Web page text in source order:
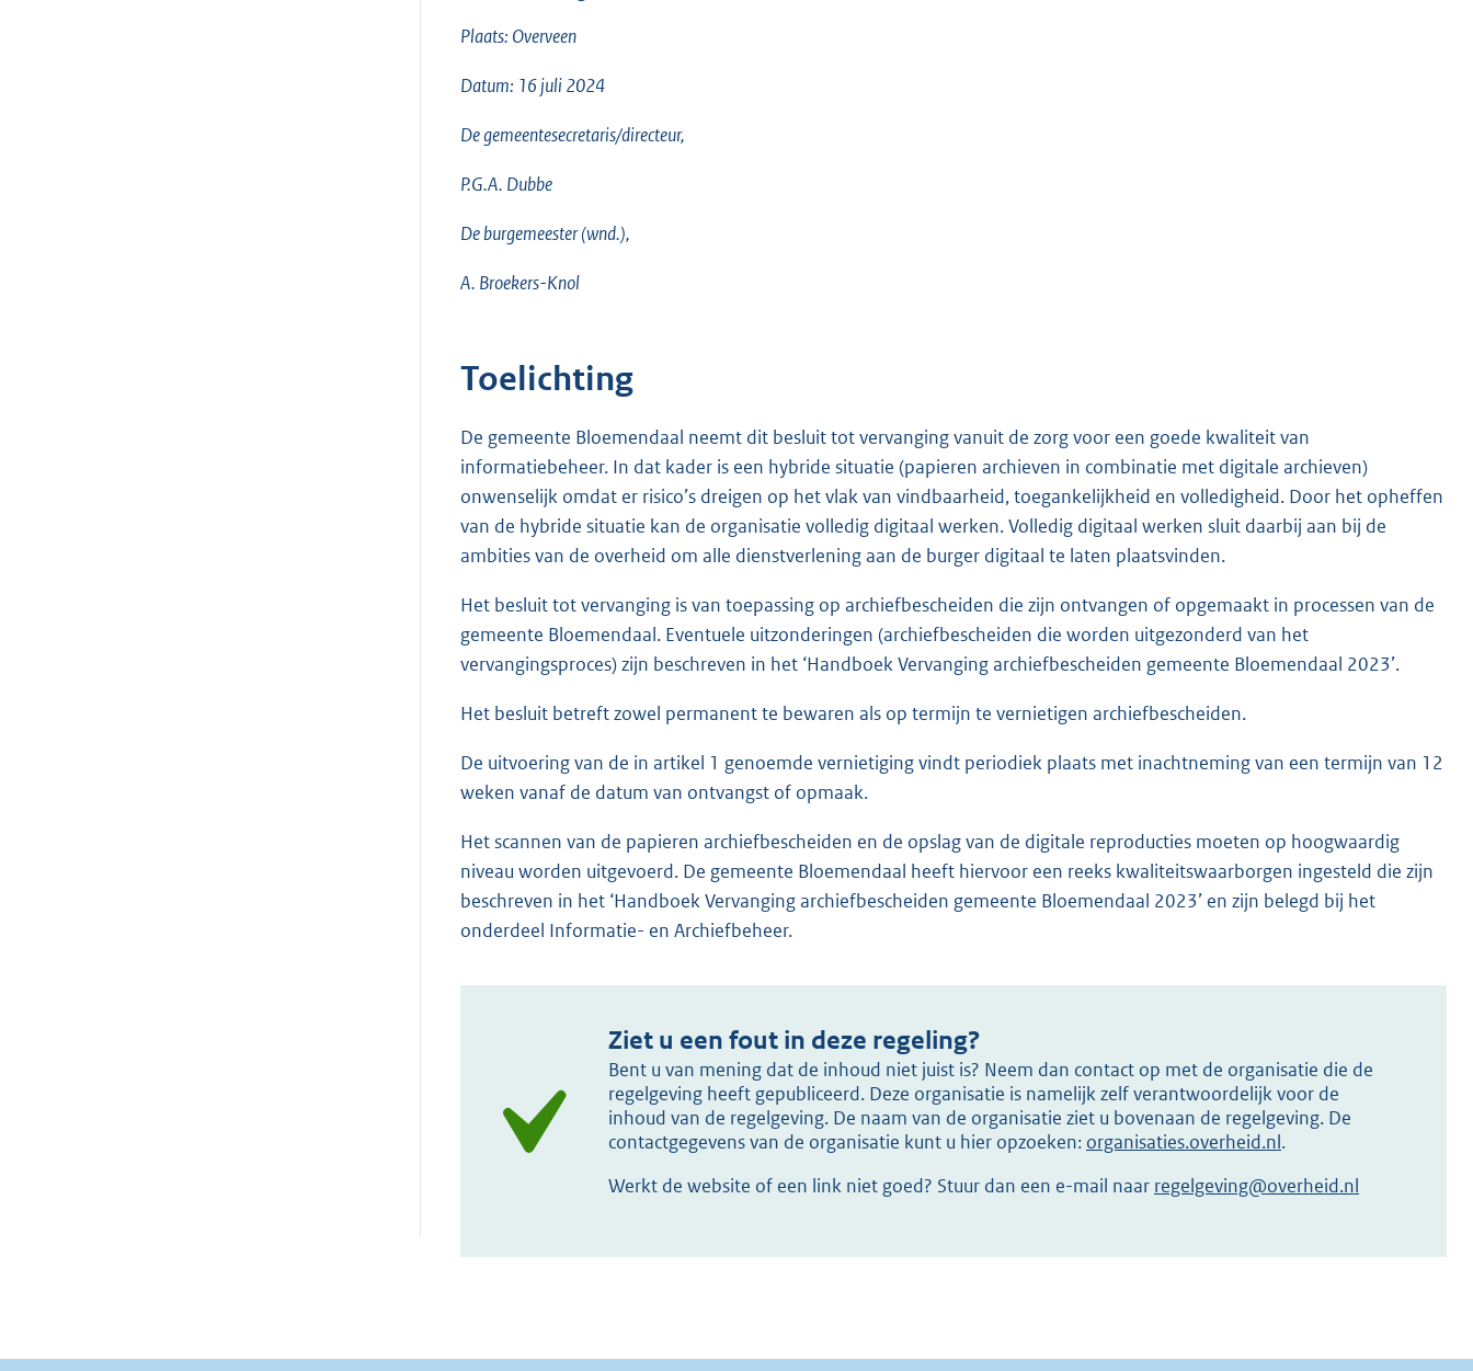
Plaats: Overveen
Datum: 16 juli 2024
De gemeentesecretaris/directeur,
P.G.A. Dubbe
De burgemeester (wnd.),
A. Broekers-Knol
Toelichting
De gemeente Bloemendaal neemt dit besluit tot vervanging vanuit de zorg voor een goede kwaliteit van
informatiebeheer. In dat kader is een hybride situatie (papieren archieven in combinatie met digitale archieven)
onwenselijk omdat er risico’s dreigen op het vlak van vindbaarheid, toegankelijkheid en volledigheid. Door het opheffen
van de hybride situatie kan de organisatie volledig digitaal werken. Volledig digitaal werken sluit daarbij aan bij de
ambities van de overheid om alle dienstverlening aan de burger digitaal te laten plaatsvinden.
Het besluit tot vervanging is van toepassing op archiefbescheiden die zijn ontvangen of opgemaakt in processen van de
gemeente Bloemendaal. Eventuele uitzonderingen (archiefbescheiden die worden uitgezonderd van het
vervangingsproces) zijn beschreven in het ‘Handboek Vervanging archiefbescheiden gemeente Bloemendaal 2023’.
Het besluit betreft zowel permanent te bewaren als op termijn te vernietigen archiefbescheiden.
De uitvoering van de in artikel 1 genoemde vernietiging vindt periodiek plaats met inachtneming van een termijn van 12
weken vanaf de datum van ontvangst of opmaak.
Het scannen van de papieren archiefbescheiden en de opslag van de digitale reproducties moeten op hoogwaardig
niveau worden uitgevoerd. De gemeente Bloemendaal heeft hiervoor een reeks kwaliteitswaarborgen ingesteld die zijn
beschreven in het ‘Handboek Vervanging archiefbescheiden gemeente Bloemendaal 2023’ en zijn belegd bij het
onderdeel Informatie- en Archiefbeheer.
Ziet u een fout in deze regeling?
Bent u van mening dat de inhoud niet juist is? Neem dan contact op met de organisatie die de
regelgeving heeft gepubliceerd. Deze organisatie is namelijk zelf verantwoordelijk voor de
inhoud van de regelgeving. De naam van de organisatie ziet u bovenaan de regelgeving. De
contactgegevens van de organisatie kunt u hier opzoeken: organisaties.overheid.nl.
Werkt de website of een link niet goed? Stuur dan een e-mail naar regelgeving@overheid.nl